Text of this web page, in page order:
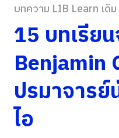
บทความ LIB Learn เดิม
15 บทเรีย
Benjamin
ปรมาจาร
ไอ